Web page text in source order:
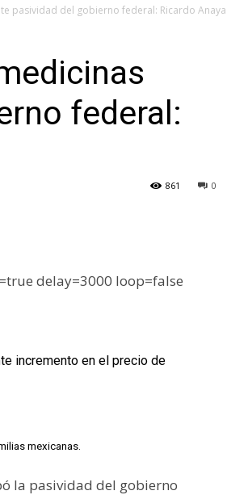
Evolución
pasividad del gobierno federal: Ricardo Anaya
federal:
0
861
delay=3000 loop=false
incremento en el precio de
mexicanas.
la pasividad del gobierno